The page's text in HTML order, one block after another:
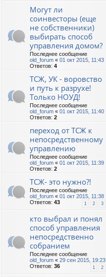
Могут ли
соинвесторы (еще
не собственники)
выбирать способ
управления домом?
Последнее сообщение
old_forum « 01 окт 2015, 11:43
Ответов: 4
ТСЖ, УК - воровство
и путь к разрухе!
Только НОУД!
Последнее сообщение
old_forum « 01 окт 2015, 11:40
Ответов: 2
переход от ТСЖ к
непосредственному
управлению
Последнее сообщение
old_forum « 01 окт 2015, 11:39
Ответов: 2
ТСЖ- это нужно?!
Последнее сообщение
old_forum « 01 окт 2015, 11:38
Ответов: 43 1 2 3
кто выбрал и понял
способ управления
непосредственно
собранием
Последнее сообщение
old_forum « 29 сен 2015, 19:23
Ответов: 36 1 2